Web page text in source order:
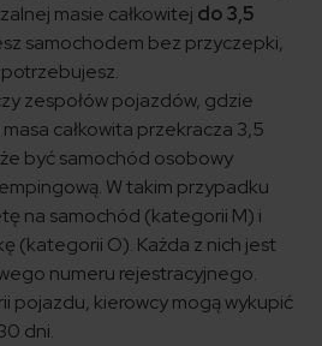
masie całkowitej do 3,5
samochodem bez przyczepki,
zespołów pojazdów, gdzie
całkowita przekracza 3,5
być samochód osobowy
W takim przypadku
na samochód (kategorii M) i
(kategorii O). Każda z nich jest
numeru rejestracyjnego.
pojazdu, kierowcy mogą wykupić
dni.